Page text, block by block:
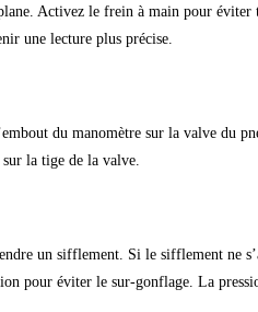
Activez le frein à main pour
une lecture plus précise.
du manomètre sur la valve du
la tige de la valve.
un sifflement. Si le sifflement ne
pour éviter le sur-gonflage. La